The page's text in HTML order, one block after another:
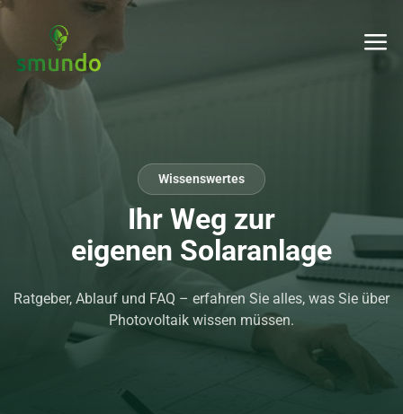
Wissenswertes
Ihr Weg zur
eigenen Solaranlage
Ratgeber, Ablauf und FAQ – erfahren Sie alles, was Sie über
Photovoltaik wissen müssen.